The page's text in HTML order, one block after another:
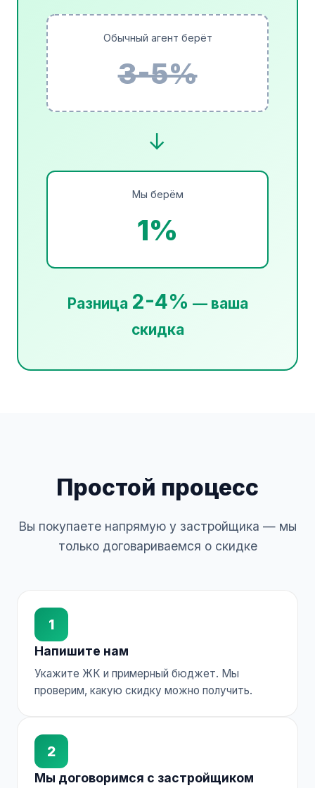
Обычный агент берёт
3-5%
→
Мы берём
1%
Разница 2-4% — ваша
скидка
Простой процесс
Вы покупаете напрямую у застройщика — мы
только договариваемся о скидке
1
Напишите нам
Укажите ЖК и примерный бюджет. Мы
проверим, какую скидку можно получить.
2
Мы договоримся с застройщиком